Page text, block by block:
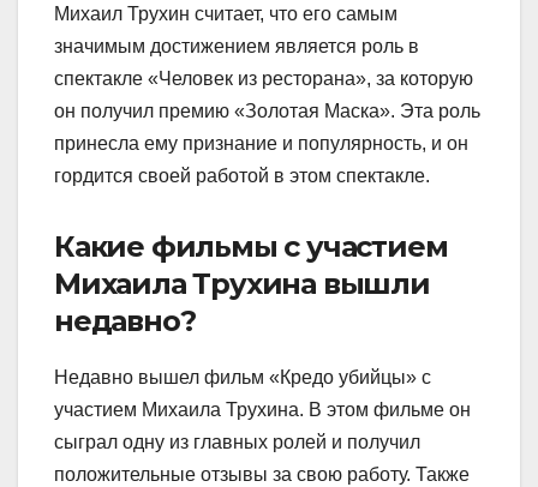
Михаил Трухин считает, что его самым
значимым достижением является роль в
спектакле «Человек из ресторана», за которую
он получил премию «Золотая Маска». Эта роль
принесла ему признание и популярность, и он
гордится своей работой в этом спектакле.
Какие фильмы с участием
Михаила Трухина вышли
недавно?
Недавно вышел фильм «Кредо убийцы» с
участием Михаила Трухина. В этом фильме он
сыграл одну из главных ролей и получил
положительные отзывы за свою работу. Также